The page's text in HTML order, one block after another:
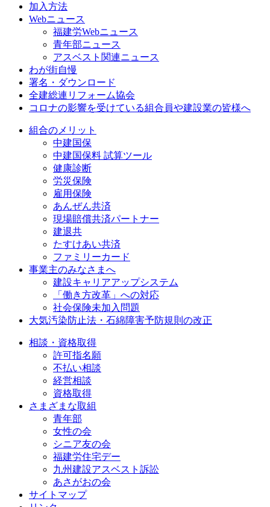
加入方法
Webニュース
福建労Webニュース
青年部ニュース
アスベスト関連ニュース
わが街自慢
署名・ダウンロード
全建総連リフォーム協会
コロナの影響を受けている組合員や建設業の皆様へ
組合のメリット
中建国保
中建国保料 試算ツール
健康診断
労災保険
雇用保険
あんぜん共済
現場賠償共済パートナー
建退共
たすけあい共済
ファミリーカード
事業主のみなさまへ
建設キャリアアップシステム
「働き方改革」への対応
社会保険未加入問題
大気汚染防止法・石綿障害予防規則の改正
相談・資格取得
許可指名願
不払い相談
経営相談
資格取得
さまざまな取組
青年部
女性の会
シニア友の会
福建労住宅デー
九州建設アスベスト訴訟
あさがおの会
サイトマップ